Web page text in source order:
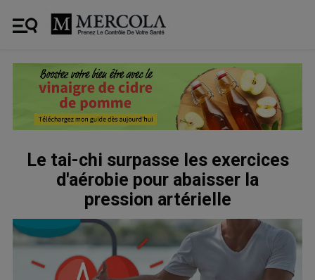
Le tai-chi surpasse les exercices
d'aérobie pour abaisser la
pression artérielle